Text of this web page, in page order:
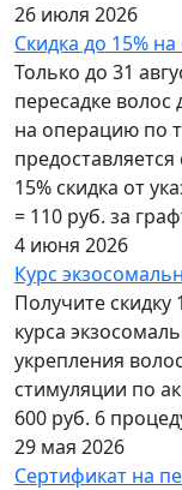
26 июля 2026
Скидка до 15%
Только до 31
пересадке волос
на операцию по
15% скидка от
= 110 руб. за
4 июня 2026
Курс
Получите
курса
укрепления
стимуляции по
600 руб. 6
29 мая 2026
Сертификат на